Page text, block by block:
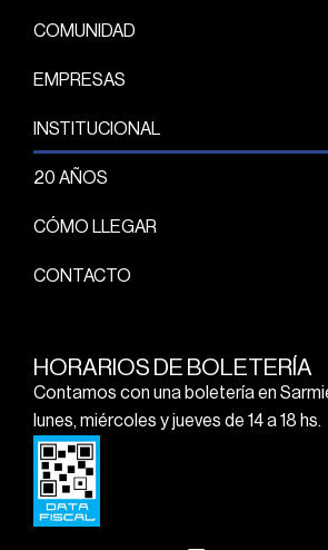
COMUNIDAD
EMPRESAS
INSTITUCIONAL
20 AÑOS
CÓMO LLEGAR
CONTACTO
HORARIOS DE BOLETERÍA
Contamos con una boletería en
lunes, miércoles y jueves de 14 a 18 hs.